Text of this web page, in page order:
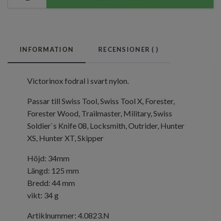
INFORMATION RECENSIONER ( )
Victorinox fodral i svart nylon.
Passar till Swiss Tool, Swiss Tool X, Forester,
Forester Wood, Trailmaster, Military, Swiss
Soldier`s Knife 08, Locksmith, Outrider, Hunter
XS, Hunter XT, Skipper
Höjd: 34mm
Längd: 125 mm
Bredd: 44 mm
vikt: 34 g
Artiklnummer: 4.0823.N